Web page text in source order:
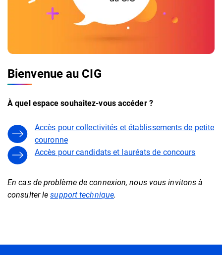
Bienvenue au CIG
À quel espace souhaitez-vous accéder ?
Accès pour collectivités et établissements de petite
couronne
Accès pour candidats et lauréats de concours
En cas de problème de connexion, nous vous invitons à
consulter lesupport technique.